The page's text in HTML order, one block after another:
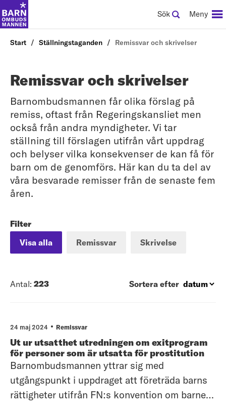
Sök Meny
Start Ställningstaganden Remissvar och skrivelser
Remissvar och skrivelser
Barnombudsmannen får olika förslag på
remiss, oftast från Regeringskansliet men
också från andra myndigheter. Vi tar
ställning till förslagen utifrån vårt uppdrag
och belyser vilka konsekvenser de kan få för
barn om de genomförs. Här kan du ta del av
våra besvarade remisser från de senaste fem
åren.
Filter
Visa alla
Remissvar Skrivelse
Antal: 223 Sortera efter
24 maj 2024 Remissvar
Ut ur utsatthet utredningen om exitprogram
för personer som är utsatta för prostitution
Barnombudsmannen yttrar sig med
utgångspunkt i uppdraget att företräda barns
rättigheter utifrån FN:s konvention om barnets